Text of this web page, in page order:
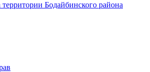
Бодайбинского района